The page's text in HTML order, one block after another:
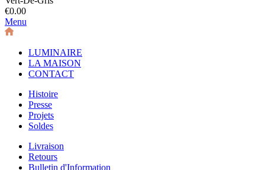
€0.00
Menu
LUMINAIRE
LA MAISON
CONTACT
Histoire
Presse
Projets
Soldes
Livraison
Retours
Bulletin d'Information